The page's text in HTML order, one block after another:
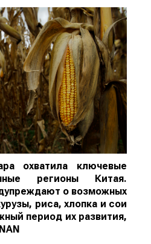
охватила ключевые
регионы Китая.
о возможных
риса, хлопка и сои
период их развития,
NAN